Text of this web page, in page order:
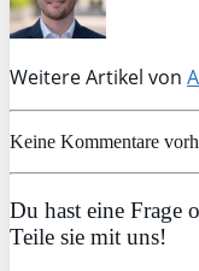
Weitere Artikel von
Keine Kommentare
Du hast eine Frage
Teile sie mit uns!